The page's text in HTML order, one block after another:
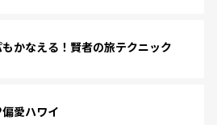
かなえる！賢者の旅テクニック
愛ハワイ